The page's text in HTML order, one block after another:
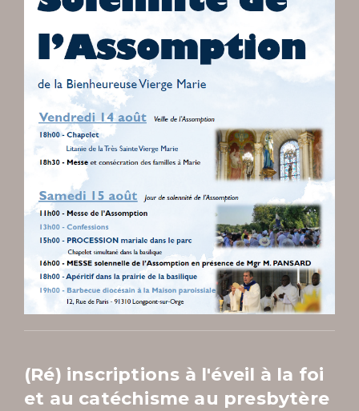
(Ré) inscriptions à l'éveil à la foi
et au catéchisme au presbytère